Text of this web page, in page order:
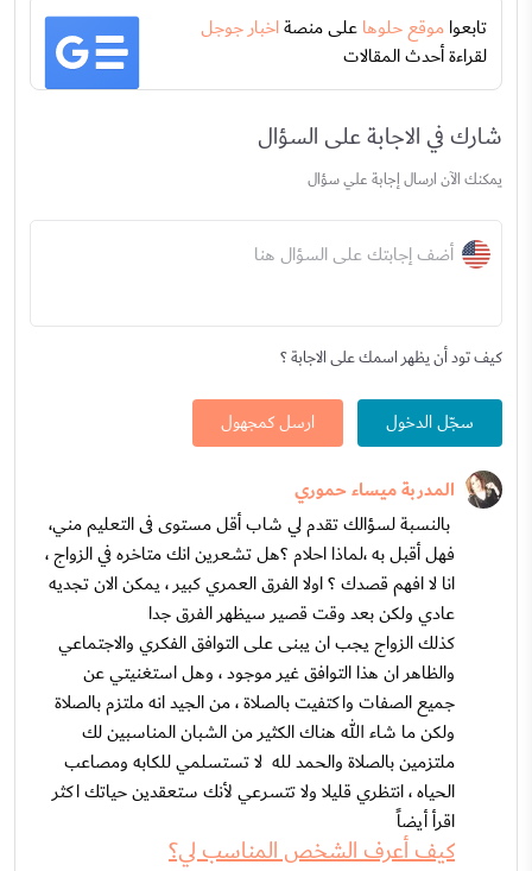
تابعواموقع حلوهاعلى منصةاخبار جوجل
لقراءة أحدث المقالات
شارك في الاجابة على السؤال
يمكنك الآن ارسال إجابة علي سؤال
أضف إجابتك على السؤال هنا
كيف تود أن يظهر اسمك على الاجابة ؟
سجّل الدخول ارسل كمجهول
المدربة ميساء حموري
بالنسبة لسؤالك تقدم لي شاب أقل مستوى فى التعليم مني،
فهل أقبل به ،لماذا احلام ؟هل تشعرين انك متاخره في الزواج ،
انا لا افهم قصدك ؟ اولا الفرق العمري كبير ، يمكن الان تجديه
عادي ولكن بعد وقت قصير سيظهر الفرق جدا
كذلك الزواج يجب ان يبنى على التوافق الفكري والاجتماعي
والظاهر ان هذا التوافق غير موجود ، وهل استغنيتي عن
جميع الصفات واكتفيت بالصلاة ، من الجيد انه ملتزم بالصلاة
ولكن ما شاء الله هناك الكثير من الشبان المناسبين لك
ملتزمين بالصلاة والحمد لله لا تستسلمي للكابه ومصاعب
الحياه ، انتظري قليلا ولا تتسرعي لأنك ستعقدين حياتك اكثر
اقرأ أيضاً
كيف أعرف الشخص المناسب لي؟